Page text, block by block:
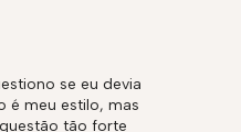
se eu devia
é meu estilo, mas
tão forte